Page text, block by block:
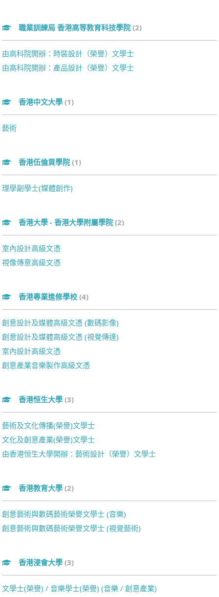
職業訓練局 香港高等教育科技學院 (2)
由高科院開辦：時裝設計（榮譽）文學士
由高科院開辦：產品設計（榮譽）文學士
香港中文大學 (1)
藝術
香港伍倫貢學院 (1)
理學副學士(媒體創作)
香港大學 - 香港大學附屬學院 (2)
室內設計高級文憑
視像傳意高級文憑
香港專業進修學校 (4)
創意設計及媒體高級文憑 (數碼影像)
創意設計及媒體高級文憑 (視覺傳達)
室內設計高級文憑
創意產業音樂製作高級文憑
香港恒生大學 (3)
藝術及文化傳播(榮譽)文學士
文化及創意產業(榮譽)文學士
由香港恒生大學開辦：藝術設計（榮譽）文學士
香港教育大學 (2)
創意藝術與數碼藝術榮譽文學士 (音樂)
創意藝術與數碼藝術榮譽文學士 (視覺藝術)
香港浸會大學 (3)
文學士(榮譽) / 音樂學士(榮譽) (音樂 / 創意產業)